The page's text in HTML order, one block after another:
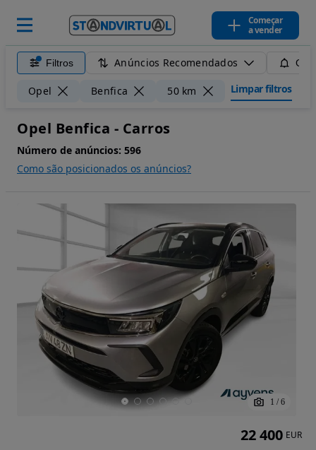
Começar
a vender
Filtros Anúncios Recomendados
Opel Benfica 50 km Limpar filtros
Opel Benfica - Carros
Número de anúncios: 596
Como são posicionados os anúncios?
1 / 6
22 400 EUR